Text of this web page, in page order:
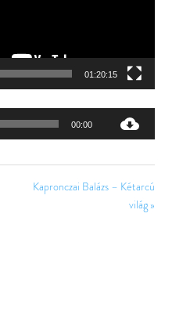
01:20:15
Audió
00:00
Kapronczai Balázs – Kétarcú
világ »